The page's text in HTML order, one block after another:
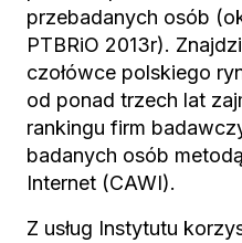
przebadanych osób
PTBRiO 2013r).
czołówce polskiego
od ponad trzech lat
rankingu firm
badanych osób
Internet (CAWI).
Z usług Instytutu